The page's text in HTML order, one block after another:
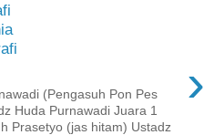
›
(Pengasuh Pon Pes
Huda Purnawadi Juara 1
Prasetyo (jas hitam) Ustadz